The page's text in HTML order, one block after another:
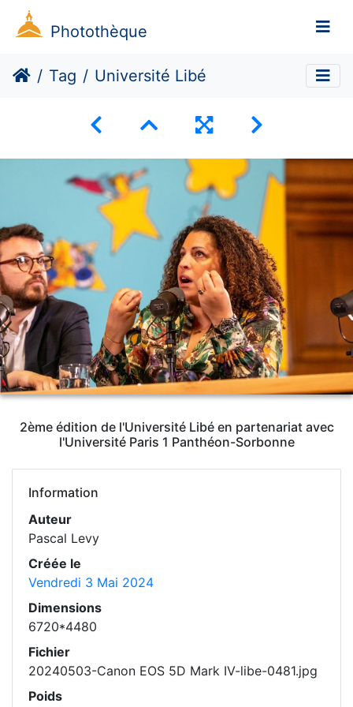
Photothèque
Tag Université Libé
2ème édition de l'Université Libé en partenariat avec
l'Université Paris 1 Panthéon-Sorbonne
Information
Auteur
Pascal Levy
Créée le
Vendredi 3 Mai 2024
Dimensions
6720*4480
Fichier
20240503-Canon EOS 5D Mark IV-libe-0481.jpg
Poids